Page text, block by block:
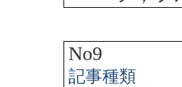
No9
記事種類